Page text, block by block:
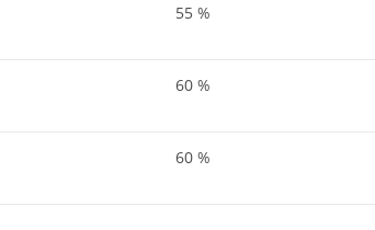
55 %
60 %
60 %